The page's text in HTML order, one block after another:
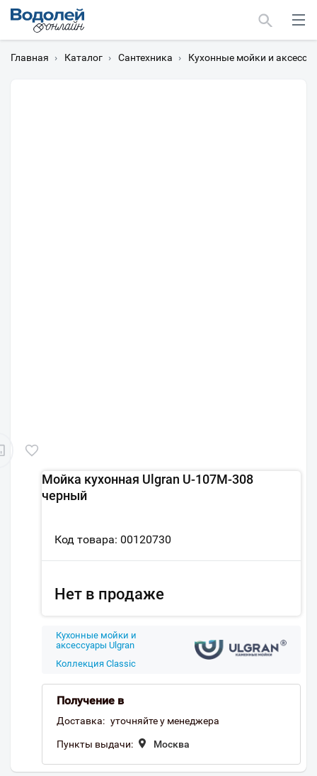
Главная › Каталог › Сантехника › Кухонные мойки и
Мойка кухонная Ulgran U-107M-308
черный
Код товара: 00120730
Нет в продаже
Кухонные мойки и
аксессуары Ulgran
Коллекция Classic
Получение в
Доставка: уточняйте у менеджера
Пункты выдачи: Москва